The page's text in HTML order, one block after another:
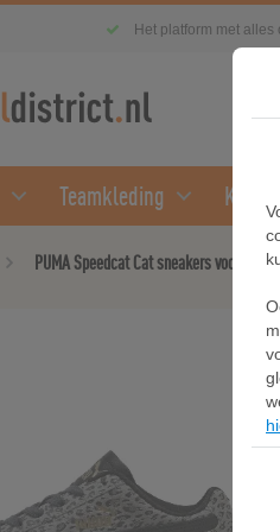
Het platform met
Teamkleding
PUMA Speedcat Cat sneakers voor